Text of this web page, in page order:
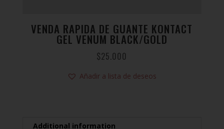
VENDA RAPIDA DE GUANTE KONTACT
GEL VENUM BLACK/GOLD
$25.000
Añadir a lista de deseos
Additional information